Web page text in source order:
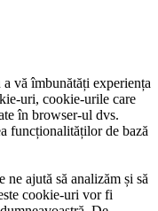
vă îmbunătăți experiența
uri, cookie-urile care
în browser-ul dvs.
funcționalităților de bază
ajută să analizăm și să
cookie-uri vor fi